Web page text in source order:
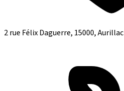
2 rue Félix Daguerre, 15000, Aurillac